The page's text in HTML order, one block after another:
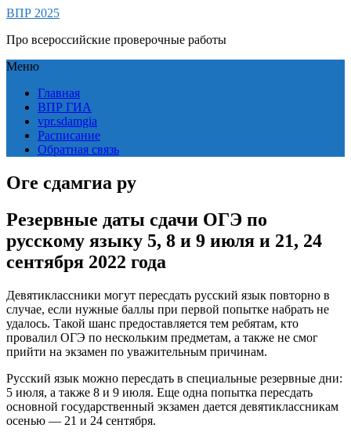
ВПР 2025
Про всероссийские проверочные работы
Меню
Главная
ВПР ГИА
vpr.sdamgia
Расписание
Обратная связь
Оге сдамгиа ру
Резервные даты сдачи ОГЭ по
русскому языку 5, 8 и 9 июля и 21, 24
сентября 2022 года
Девятиклассники могут пересдать русский язык повторно в
случае, если нужные баллы при первой попытке набрать не
удалось. Такой шанс предоставляется тем ребятам, кто
провалил ОГЭ по нескольким предметам, а также не смог
прийти на экзамен по уважительным причинам.
Русский язык можно пересдать в специальные резервные дни:
5 июля, а также 8 и 9 июля. Еще одна попытка пересдать
основной государственный экзамен дается девятиклассникам
осенью — 21 и 24 сентября.